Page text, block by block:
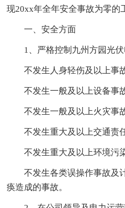
现20xx年全年安全事故为零的
一、安全方面
1、严格控制九州方园光伏
不发生人身轻伤及以上事故
不发生一般及以上设备事故
不发生一般及以上火灾事故
不发生重大及以上交通责任
不发生重大及以上环境污染
不发生各类误操作事故及
痪造成的事故。